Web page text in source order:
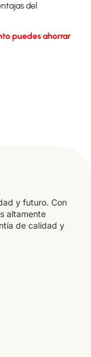
del
puedes ahorrar
y futuro. Con
altamente
de calidad y